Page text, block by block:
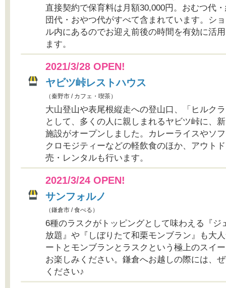
直接契約で保育料は月額30,000円。おむつ代
団代・おやつ代がすべて含まれています。シ
ル内にあるのでお迎え前後の時間を有効に活
ます。
2021/3/28 OPEN!
ヤビツ峠レストハウス
（秦野市 / カフェ・喫茶）
大山登山や表尾根縦走への登山口、「ヒルク
として、多くの人に親しまれるヤビツ峠に、
施設がオープンしました。カレーライスやソ
クロモジティーなどの軽飲食のほか、アウト
売・レンタルも行います。
2021/3/24 OPEN!
サンフォルノ
（鎌倉市 / 食べる）
6種のラスクがトッピングとして味わえる『ジ
放題』や『しぼりたて和栗モンブラン』も大
ートとモンブランとラスクという極上のスイ
お楽しみください。鎌倉へお越しの際には、
ください♪